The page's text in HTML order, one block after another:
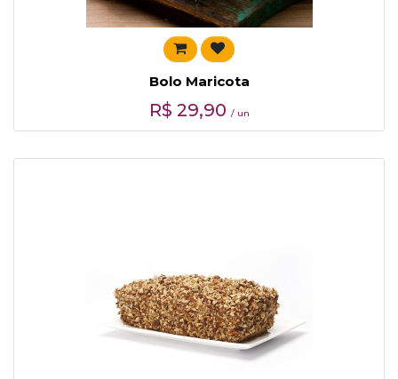
Bolo Maricota
R$ 29,90 / un